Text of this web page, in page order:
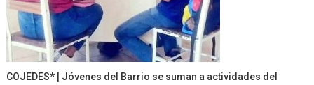
COJEDES* | Jóvenes del Barrio se suman a actividades del